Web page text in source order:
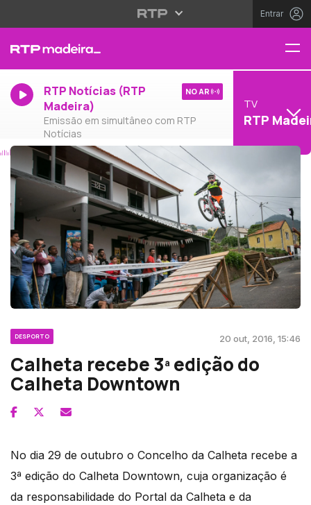
Entrar
RTP Notícias (RTP
Madeira)
Emissão em simultâneo com RTP
Notícias
NO AR
TV
RTP
DESPORTO 20 out, 2016, 15:46
Calheta recebe 3ª edição do
Calheta Downtown
No dia 29 de outubro o Concelho da Calheta recebe a
3ª edição do Calheta Downtown, cuja organização é
da responsabilidade do Portal da Calheta e da